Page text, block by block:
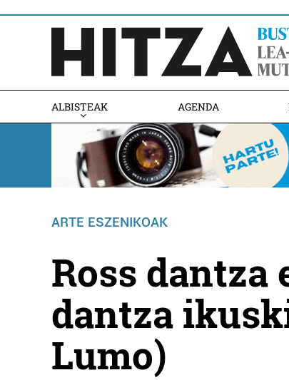
ALBISTEAK AGENDA
ARTE ESZENIKOAK
Ross dantza
dantza
Lumo)